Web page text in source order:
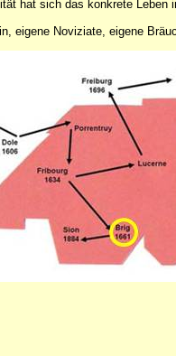
hat sich das konkrete
eigene Noviziate, eigene